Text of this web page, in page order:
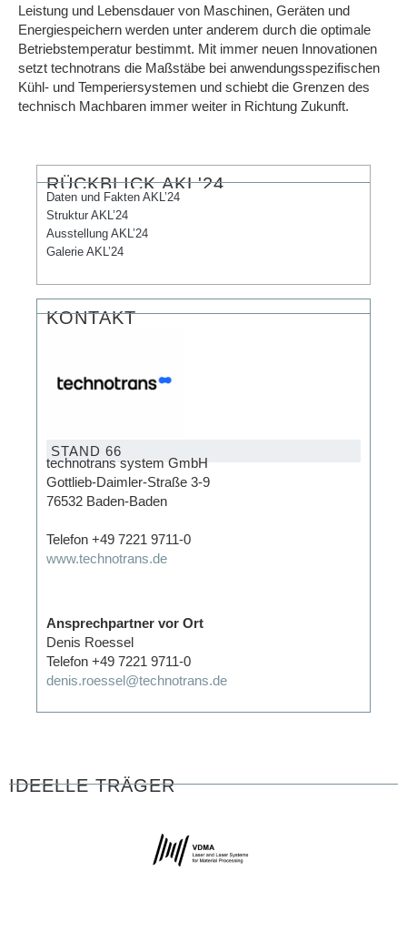
Leistung und Lebensdauer von Maschinen, Geräten und
Energiespeichern werden unter anderem durch die optimale
Betriebstemperatur bestimmt. Mit immer neuen Innovationen
setzt technotrans die Maßstäbe bei anwendungsspezifischen
Kühl- und Temperiersystemen und schiebt die Grenzen des
technisch Machbaren immer weiter in Richtung Zukunft.
RÜCKBLICK AKL'24
Daten und Fakten AKL’24
Struktur AKL’24
Ausstellung AKL’24​
Galerie AKL’24
KONTAKT
STAND 66
technotrans system GmbH
Gottlieb-Daimler-Straße 3-9
76532 Baden-Baden
Telefon +49 7221 9711-0
www.technotrans.de
Ansprechpartner vor Ort
Denis Roessel
Telefon +49 7221 9711-0
denis.roessel@technotrans.de
IDEELLE TRÄGER